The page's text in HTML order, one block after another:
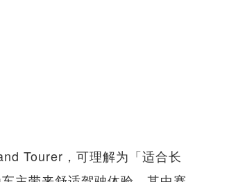
Tourer，可理解为「适合长